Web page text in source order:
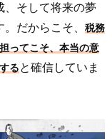
、そして将来の夢
だからこそ、 税務
ってこそ、本当の意
る と確信していま